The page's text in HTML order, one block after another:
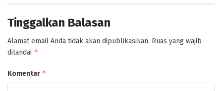
Tinggalkan Balasan
Alamat email Anda tidak akan dipublikasikan. Ruas yang wajib
ditandai *
Komentar *